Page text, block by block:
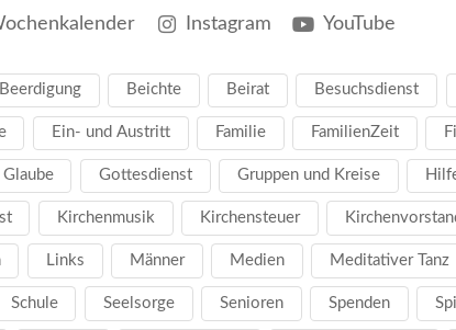
Instagram YouTube
Beerdigung Beichte Beirat Besuchsdienst
Ein- und Austritt Familie FamilienZeit
Glaube Gottesdienst Gruppen und Kreise
Kirchenmusik Kirchensteuer
Links Männer Medien Meditativer Tanz
Schule Seelsorge Senioren Spenden